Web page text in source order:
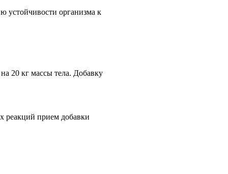
устойчивости организма к
20 кг массы тела. Добавку
реакций прием добавки